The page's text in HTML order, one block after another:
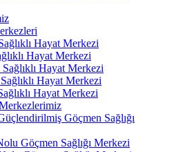
Hayat Merkezi
Hayat Merkezi
Hayat Merkezi
Hayat Merkezi
Hayat Merkezi
Göçmen Sağlığı
Göçmen Sağlığı Merkezi